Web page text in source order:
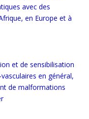
avec des
en Europe et à
et de sensibilisation
en général,
de malformations